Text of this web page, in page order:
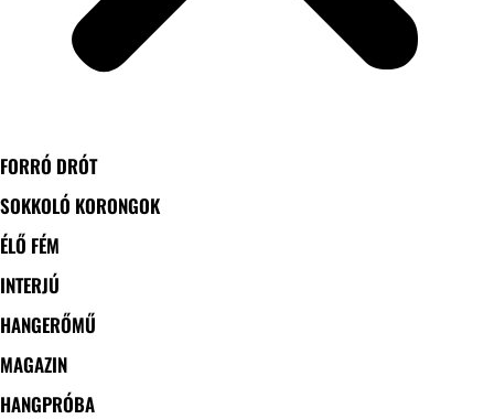
FORRÓ DRÓT
SOKKOLÓ KORONGOK
ÉLŐ FÉM
INTERJÚ
HANGERŐMŰ
MAGAZIN
HANGPRÓBA